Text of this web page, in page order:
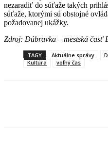
nezaradiť do súťaže takých
súťaže, ktorými sú obstojné
požadovanej ukážky.
Zdroj: Dúbravka – mestská časť
TAGY Aktuálne správy
Kultúra
voľný čas